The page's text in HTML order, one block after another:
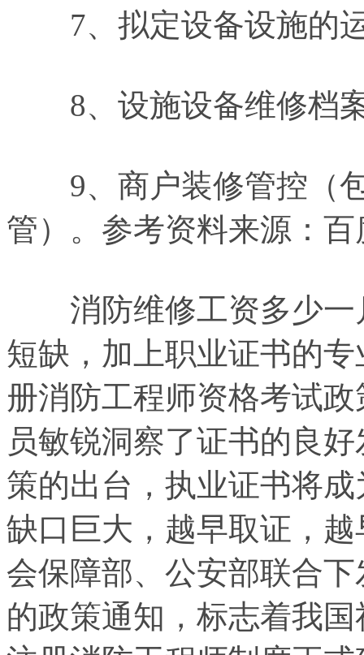
7、拟定设备设施的运
8、设施设备维修档
9、商户装修管控（包
管）。参考资料来源：
消防维修工资多少一
短缺，加上职业证书的
册消防工程师资格考试
员敏锐洞察了证书的良
策的出台，执业证书将
缺口巨大，越早取证，
会保障部、公安部联合
的政策通知，标志着我